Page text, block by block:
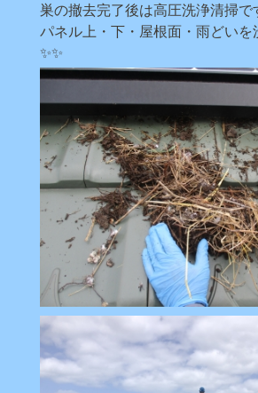
巣の撤去完了後は高圧洗浄清掃で
パネル上・下・屋根面・雨どいを
✨✨